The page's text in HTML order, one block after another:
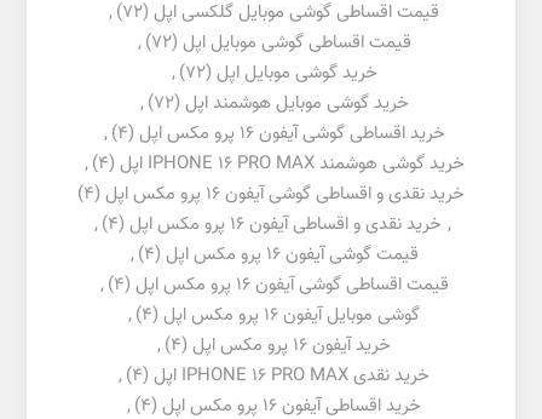
قیمت اقساطی گوشی موبایل گلکسی اپل (72)
,
قیمت اقساطی گوشی موبایل اپل (72)
,
خرید گوشی موبایل اپل (72)
,
خرید گوشی موبایل هوشمند اپل (72)
,
خرید اقساطی گوشی آیفون 16 پرو مکس اپل
(4)
,
خرید گوشی هوشمند IPHONE 16 PRO MAX اپل
(4)
,
خرید نقدی و اقساطی گوشی آیفون 16 پرو مکس اپل
(4)
, خرید نقدی و اقساطی آیفون 16 پرو مکس اپل (4)
,
قیمت گوشی آیفون 16 پرو مکس اپل
(4)
,
قیمت اقساطی گوشی آیفون 16 پرو مکس اپل
(4)
,
گوشی موبایل آیفون 16 پرو مکس اپل
(4)
,
خرید آیفون 16 پرو مکس اپل
(4)
,
خرید نقدی IPHONE 16 PRO MAX اپل
(4)
,
خرید اقساطی آیفون 16 پرو مکس اپل
(4)
,